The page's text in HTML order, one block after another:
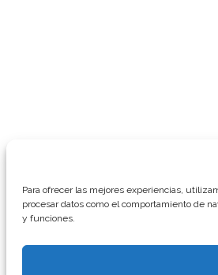
Para ofrecer las mejores experiencias,
procesar datos como el comportamiento de
y funciones.